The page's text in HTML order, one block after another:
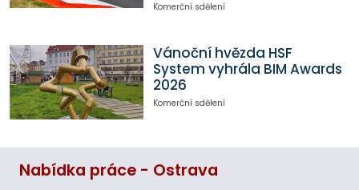
Komerční sdělení
Vánoční hvězda HSF
System vyhrála BIM Awards
2026
Komerční sdělení
Nabídka práce - Ostrava